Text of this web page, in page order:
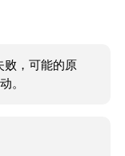
败，可能的原
。